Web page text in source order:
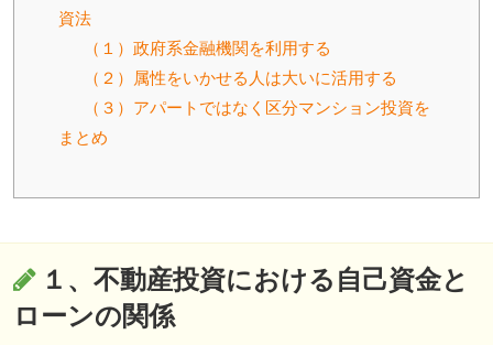
資法
（１）政府系金融機関を利用する
（２）属性をいかせる人は大いに活用する
（３）アパートではなく区分マンション投資を
まとめ
１、不動産投資における自己資金と
ローンの関係